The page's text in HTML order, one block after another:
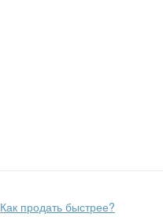
Как продать быстрее?